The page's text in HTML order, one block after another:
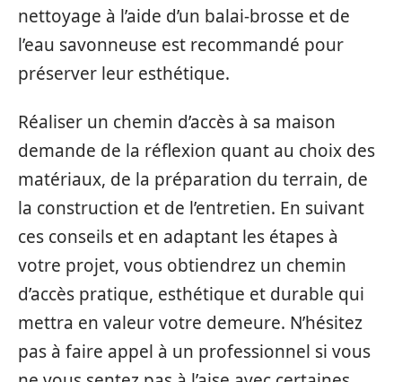
nettoyage à l’aide d’un balai-brosse et de
l’eau savonneuse est recommandé pour
préserver leur esthétique.
Réaliser un chemin d’accès à sa maison
demande de la réflexion quant au choix des
matériaux, de la préparation du terrain, de
la construction et de l’entretien. En suivant
ces conseils et en adaptant les étapes à
votre projet, vous obtiendrez un chemin
d’accès pratique, esthétique et durable qui
mettra en valeur votre demeure. N’hésitez
pas à faire appel à un professionnel si vous